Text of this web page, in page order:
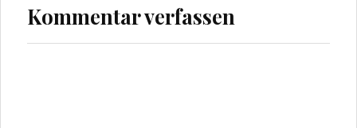
Kommentar verfassen